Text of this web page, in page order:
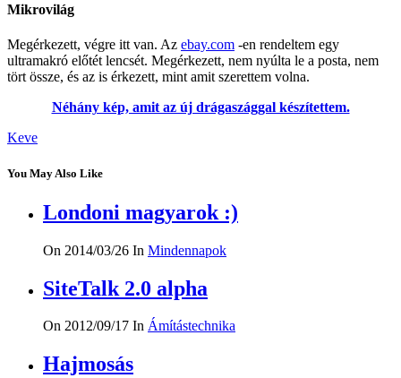
Mikrovilág
Megérkezett, végre itt van. Az ebay.com -en rendeltem egy
ultramakró előtét lencsét. Megérkezett, nem nyúlta le a posta, nem
tört össze, és az is érkezett, mint amit szerettem volna.
Néhány kép, amit az új drágaszággal készítettem.
Keve
You May Also Like
Londoni magyarok :)
On 2014/03/26 In Mindennapok
SiteTalk 2.0 alpha
On 2012/09/17 In Ámítástechnika
Hajmosás